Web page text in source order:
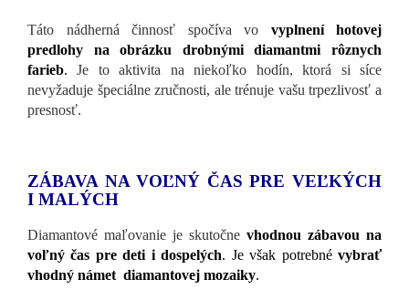
Táto nádherná činnosť spočíva vo vyplnení hotovej
predlohy na obrázku drobnými diamantmi rôznych
farieb. Je to aktivita na niekoľko hodín, ktorá si síce
nevyžaduje špeciálne zručnosti, ale trénuje vašu trpezlivosť a
presnosť.
ZÁBAVA NA VOĽNÝ ČAS PRE VEĽKÝCH
I MALÝCH
Diamantové maľovanie je skutočne vhodnou zábavou na
voľný čas pre deti i dospelých. Je však potrebnévybrať
vhodný námet diamantovej mozaiky.